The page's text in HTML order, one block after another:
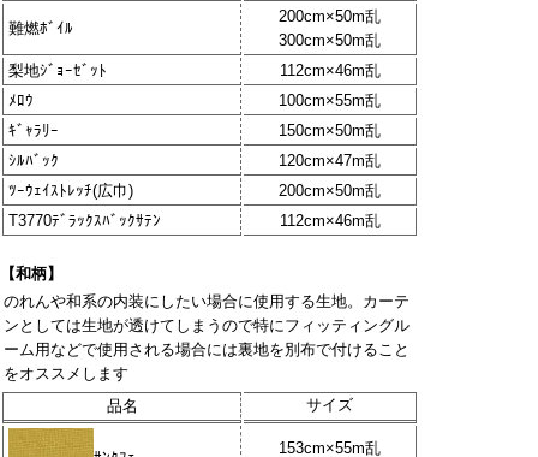
難燃ﾎﾞｲﾙ
200cm×50m乱
300cm×50m乱
梨地ｼﾞｮｰｾﾞｯﾄ
112cm×46m乱
ﾒﾛｳ
100cm×55m乱
ｷﾞｬﾗﾘｰ
150cm×50m乱
ｼﾙﾊﾞｯｸ
120cm×47m乱
ﾂｰｳｪｲｽﾄﾚｯﾁ(広巾)
200cm×50m乱
T3770ﾃﾞﾗｯｸｽﾊﾞｯｸｻﾃﾝ
112cm×46m乱
【和柄】
のれんや和系の内装にしたい場合に使用する生地。カーテ
ンとしては生地が透けてしまうので特にフィッティングル
ーム用などで使用される場合には裏地を別布で付けること
をオススメします
品名
サイズ
153cm×55m乱